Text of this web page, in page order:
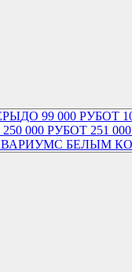
ДО 99 000 РУБОТ
000 РУБОТ 251
С БЕЛЫМ